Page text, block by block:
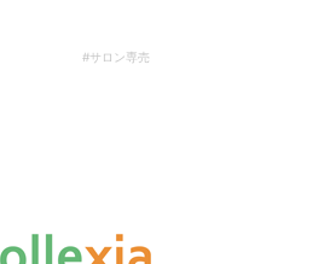
#サロン専売